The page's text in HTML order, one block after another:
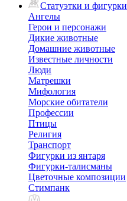
Статуэтки и фигурки
Ангелы
Герои и персонажи
Дикие животные
Домашние животные
Известные личности
Люди
Матрешки
Мифология
Морские обитатели
Профессии
Птицы
Религия
Транспорт
Фигурки из янтаря
Фигурки-талисманы
Цветочные композиции
Стимпанк